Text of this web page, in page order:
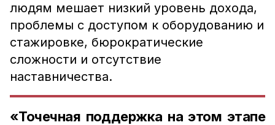
людям мешает низкий уровень дохода,
проблемы с доступом к оборудованию и
стажировке, бюрократические
сложности и отсутствие
наставничества.
«Точечная поддержка на этом этапе